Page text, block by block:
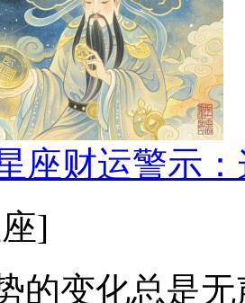
座财运警示
]
的变化总是